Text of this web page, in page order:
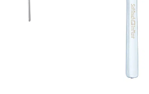
Boîtes à prothèse